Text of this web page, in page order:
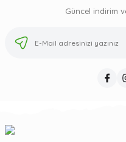
Güncel indirim